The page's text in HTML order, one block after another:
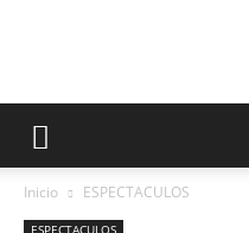
Inicio ESPECTACULOS
ESPECTACULOS